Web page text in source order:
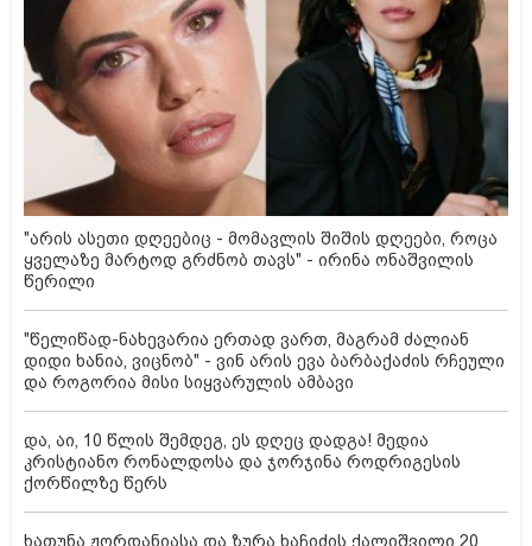
"არის ასეთი დღეებიც - მომავლის შიშის დღეები, როცა
ყველაზე მარტოდ გრძნობ თავს" - ირინა ონაშვილის
წერილი
"წელიწად-ნახევარია ერთად ვართ, მაგრამ ძალიან
დიდი ხანია, ვიცნობ" - ვინ არის ევა ბარბაქაძის რჩეული
და როგორია მისი სიყვარულის ამბავი
და, აი, 10 წლის შემდეგ, ეს დღეც დადგა! მედია
კრისტიანო რონალდოსა და ჯორჯინა როდრიგესის
ქორწილზე წერს
ხათუნა ჟორდანიასა და ზურა ხაჩიძის ქალიშვილი 20